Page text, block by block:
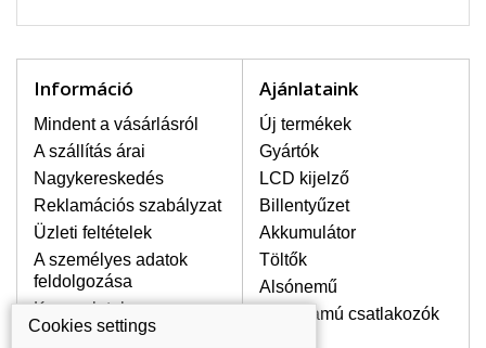
laptoppal legnagyobb óvatossággal
bekövetkezett sérülések közé a
mechanikai sérüléseket lehet besorolni,
mint pl. széttört vagy megrepedt kijelző.
Továbbá még a függőleges csíkozást,
kijelző sötétségét, villogását vagy
egyenetlen fényességét.
LEGMAGASABB MINŐSÉGŰ
LCD KIJELZŐ!
A raktáron csakis eredeti
Információ
Mindent a vásárlásról
A szállítás árai
Nagykereskedés
Reklamációs szabályzat
Üzleti feltételek
A személyes adatok
feldolgozása
Kapcsolatok
Ajánlataink
Új termékek
Gyártók
LCD kijelző
Billentyűzet
Akkumulátor
Töltők
Alsónemű
Erősáramú csatlakozók
Cookies settings